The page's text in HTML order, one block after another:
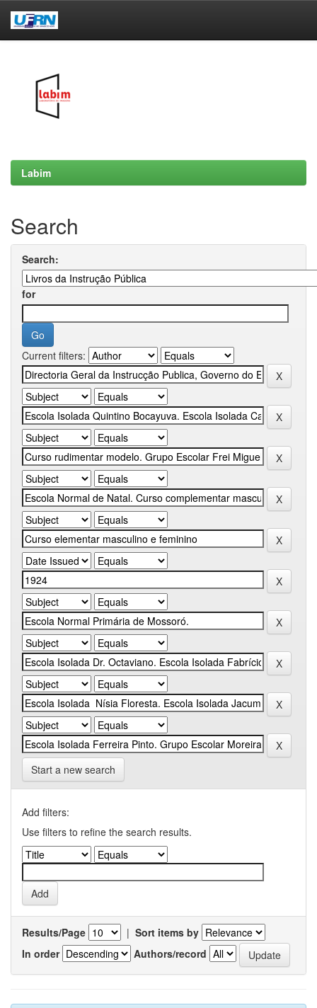
Labim
Search
Search:
for
Current filters:
Start a new search
Add filters:
Use filters to refine the search results.
Results/Page | Sort items by
In order
Authors/record